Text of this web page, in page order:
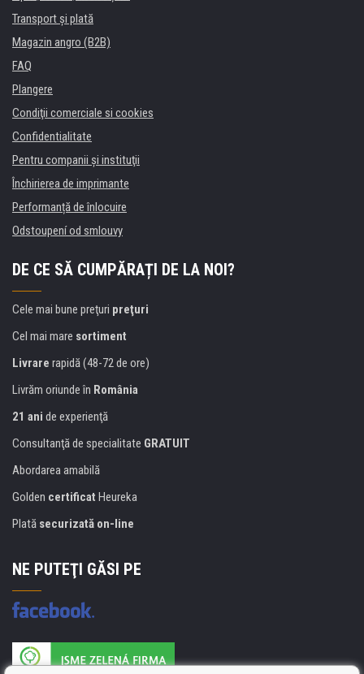
Transport şi plată
Magazin angro (B2B)
FAQ
Plangere
Condiţii comerciale si cookies
Confidentialitate
Pentru companii și instituţii
Închirierea de imprimante
Performanță de înlocuire
Odstoupení od smlouvy
DE CE SĂ CUMPĂRAȚI DE LA NOI?
Cele mai bune preţuri preţuri
Cel mai mare sortiment
Livrare rapidă (48-72 de ore)
Livrăm oriunde în România
21 ani de experienţă
Consultanţă de specialitate GRATUIT
Abordarea amabilă
Golden certificat Heureka
Plată securizată on-line
NE PUTEŢI GĂSI PE